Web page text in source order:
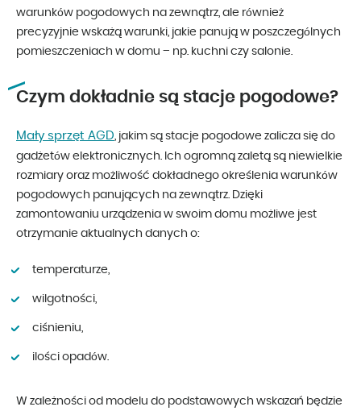
warunków pogodowych na zewnątrz, ale również
precyzyjnie wskażą warunki, jakie panują w poszczególnych
pomieszczeniach w domu – np. kuchni czy salonie.
Czym dokładnie są stacje pogodowe?
Mały sprzęt AGD, jakim są stacje pogodowe zalicza się do
gadżetów elektronicznych. Ich ogromną zaletą są niewielkie
rozmiary oraz możliwość dokładnego określenia warunków
pogodowych panujących na zewnątrz. Dzięki
zamontowaniu urządzenia w swoim domu możliwe jest
otrzymanie aktualnych danych o:
temperaturze,
wilgotności,
ciśnieniu,
ilości opadów.
W zależności od modelu do podstawowych wskazań będzie